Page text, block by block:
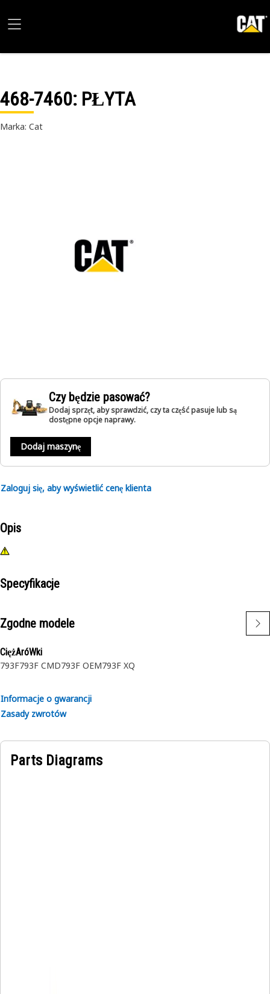
468-7460: PŁYTA
Marka: Cat
Czy będzie pasować?
Dodaj sprzęt, aby sprawdzić, czy ta część pasuje lub są
dostępne opcje naprawy.
Dodaj maszynę
Zaloguj się, aby wyświetlić cenę klienta
Opis
Specyfikacje
Zgodne modele
CiężAróWki
793F793F CMD793F OEM793F XQ
Informacje o gwarancji
Zasady zwrotów
Parts Diagrams